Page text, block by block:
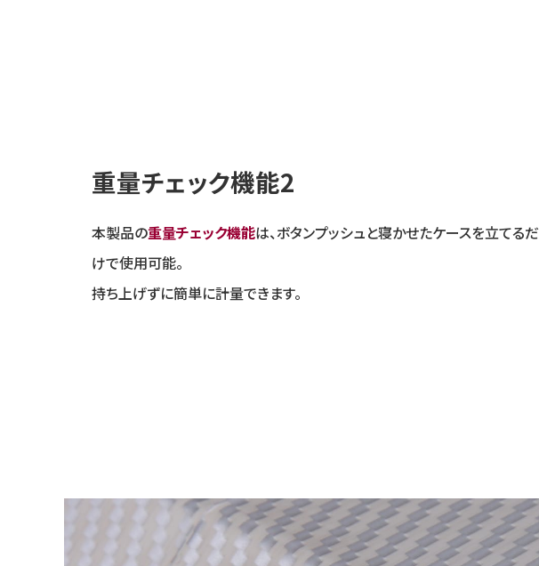
重量チェック機能2
本製品の重量チェック機能は、ボタンプッシュと寝かせたケースを立てるだ
けで使用可能。
持ち上げずに簡単に計量できます。